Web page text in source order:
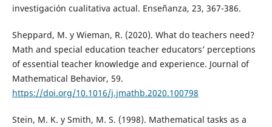
investigación cualitativa actual. Enseñanza, 23, 367-386.
Sheppard, M. y Wieman, R. (2020). What do teachers need?
Math and special education teacher educators’ perceptions
of essential teacher knowledge and experience. Journal of
Mathematical Behavior, 59.
https://doi.org/10.1016/j.jmathb.2020.100798
Stein, M. K. y Smith, M. S. (1998). Mathematical tasks as a